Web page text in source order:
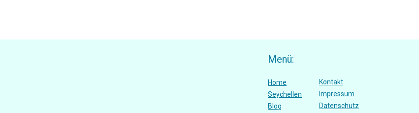
Menü:
Home
Seychellen
Blog
Kontakt
Impressum
Datenschutz